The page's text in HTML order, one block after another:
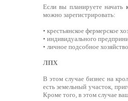
Если вы планируете начать
можно зарегистрировать:
• крестьянское фермерское
• индивидуального
• личное подсобное
ЛПХ
В этом случае бизнес на
есть земельный участок,
Кроме того, в этом случае